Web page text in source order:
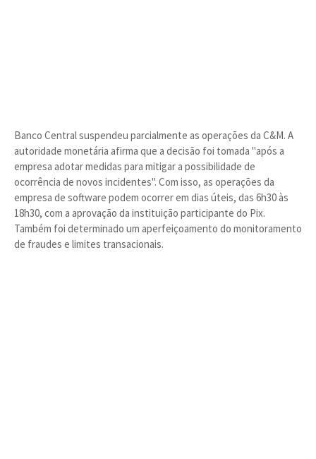
Banco Central suspendeu parcialmente as operações da C&M. A
autoridade monetária afirma que a decisão foi tomada "após a
empresa adotar medidas para mitigar a possibilidade de
ocorrência de novos incidentes". Com isso, as operações da
empresa de software podem ocorrer em dias úteis, das 6h30 às
18h30, com a aprovação da instituição participante do Pix.
Também foi determinado um aperfeiçoamento do monitoramento
de fraudes e limites transacionais.